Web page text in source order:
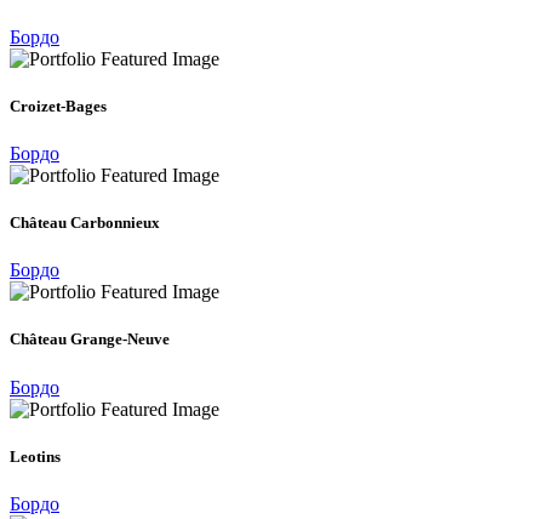
Бордо
Croizet-Bages
Бордо
Château Carbonnieux
Бордо
Château Grange-Neuve
Бордо
Leotins
Бордо